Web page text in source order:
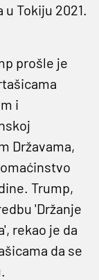
Tokiju 2021.
prošle je
i
Državama,
Trump,
'Držanje
rekao je da
da se